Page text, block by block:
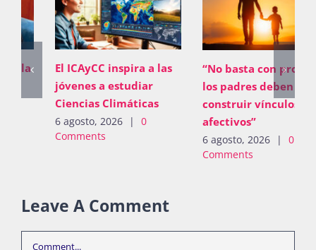
El ICAyCC inspira a las
jóvenes a estudiar
Ciencias Climáticas
6 agosto, 2026 | 0
Comments
“No basta con proveer;
los padres deben
construir vínculos
afectivos”
6 agosto, 2026 |
0
Comments
Leave A Comment
Comment